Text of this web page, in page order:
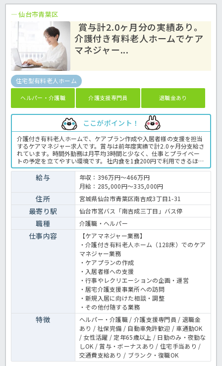
仙台市青葉区
賞与計2.0ヶ月分の実績あり。
介護付き有料老人ホームでケア
マネジャー...
住宅型有料老人ホーム
ヘルパー・介護職 介護支援専門員 退職金あり
ここがポイント！
介護付き有料老人ホームで、ケアプラン作成や入居者様の支援を担当
するケアマネジャー求人です。賞与は前年度実績で計2.0ヶ月分支給さ
れています。時間外勤務は月平均3時間と少なく、仕事とプライベー
トの予定を立てやすい環境です。社内食を1食200円で利用できるほ
か、無料駐車場も用意されています。
給与
年収：396万円～466万円
月給：285,000円～335,000円
住所 宮城県仙台市青葉区南吉成3丁目1-31
最寄り駅 仙台市営バス「南吉成三丁目」バス停
職種 介護職・ヘルパー
仕事内容
【ケアマネジャー業務】
・介護付き有料老人ホーム（128床）でのケア
マネジャー業務
・ケアプランの作成
・入居者様への支援
・行事やレクリエーションの企画・運営
・居宅介護支援事業所への訪問
・新規入居に向けた相談・調整
・その他付随する業務
特徴
ヘルパー・介護職 / 介護支援専門員 / 退職金
あり / 社保完備 / 自動車免許歓迎 / 車通勤OK
/ 女性活躍 / 定年65歳以上 / 日勤のみ・夜勤な
しOK / 賞与・ボーナスあり / 住宅手当あり /
交通費支給あり / ブランク・復職OK